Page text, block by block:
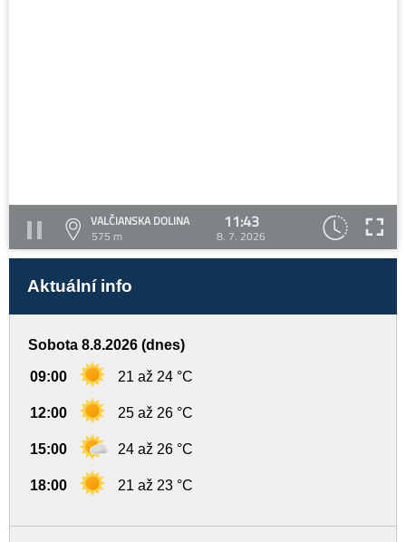
VALČIANSKA DOLINA
575 m
11:43
8. 7. 2026
Aktuální info
Sobota 8.8.2026 (dnes)
09:00 21 až 24 °C
12:00 25 až 26 °C
15:00 24 až 26 °C
18:00 21 až 23 °C